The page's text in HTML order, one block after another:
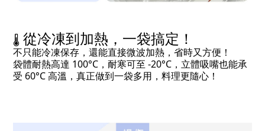
🌡️ 從冷凍到加熱，一袋搞定！
不只能冷凍保存，還能直接微波加熱，省時又方便！
袋體耐熱高達 100°C，耐寒可至 -20°C，立體吸嘴也能承
受 60°C 高溫，真正做到一袋多用，料理更隨心！